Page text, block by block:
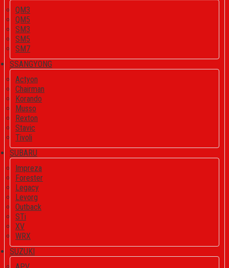
QM3
QM5
SM3
SM5
SM7
SSANGYONG
Actyon
Chairman
Korando
Musso
Rexton
Stavic
Tivoli
SUBARU
Impreza
Forester
Legacy
Levorg
Outback
STi
XV
WRX
SUZUKI